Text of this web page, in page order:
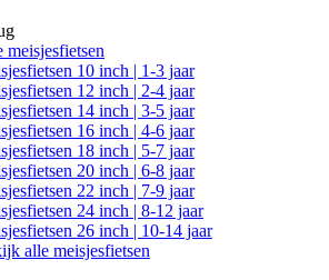
meisjesfietsen
10 inch | 1-3 jaar
12 inch | 2-4 jaar
14 inch | 3-5 jaar
16 inch | 4-6 jaar
18 inch | 5-7 jaar
20 inch | 6-8 jaar
22 inch | 7-9 jaar
24 inch | 8-12 jaar
26 inch | 10-14 jaar
alle meisjesfietsen